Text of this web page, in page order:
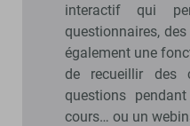
interactif qui
questionnaires,
également une
de recueillir des
questions
cours… ou un